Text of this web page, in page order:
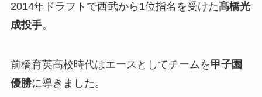
2014年ドラフトで西武から1位指名を受けた髙橋光
成投手。
前橋育英高校時代はエースとしてチームを甲子園
優勝に導きました。